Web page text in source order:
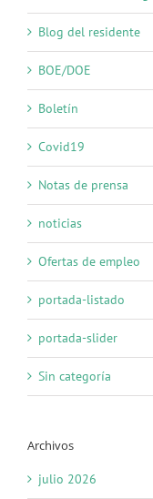
Blog del residente
BOE/DOE
Boletín
Covid19
Notas de prensa
noticias
Ofertas de empleo
portada-listado
portada-slider
Sin categoría
Archivos
julio 2026